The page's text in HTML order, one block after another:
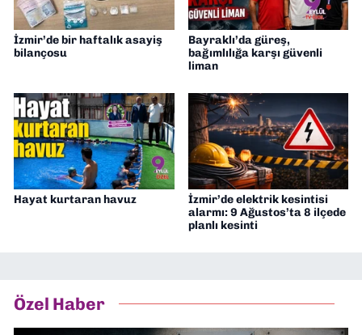
İzmir’de bir haftalık asayiş
bilançosu
Bayraklı’da güreş,
bağımlılığa karşı güvenli
liman
Hayat kurtaran havuz
İzmir’de elektrik kesintisi
alarmı: 9 Ağustos’ta 8 ilçede
planlı kesinti
Özel Haber